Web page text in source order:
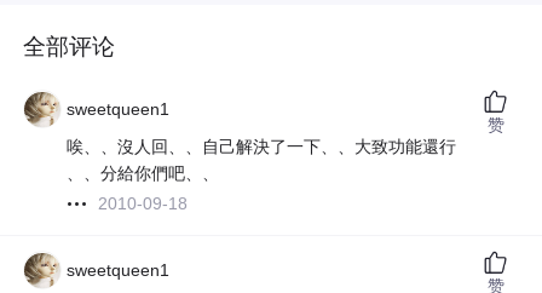
全部评论
sweetqueen1
唉、、沒人回、、自己解決了一下、、大致功能還行
、、分給你們吧、、
2010-09-18
赞
sweetqueen1
赞